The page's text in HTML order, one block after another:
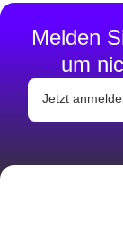
Melden
um
Jetzt